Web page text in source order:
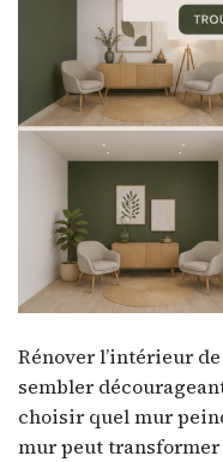
Rénover l’intérieur
sembler
choisir quel mur
mur peut transformer